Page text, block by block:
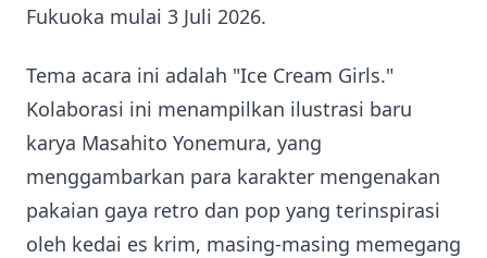
Fukuoka mulai 3 Juli 2026.
Tema acara ini adalah "Ice Cream Girls."
Kolaborasi ini menampilkan ilustrasi baru
karya Masahito Yonemura, yang
menggambarkan para karakter mengenakan
pakaian gaya retro dan pop yang terinspirasi
oleh kedai es krim, masing-masing memegang